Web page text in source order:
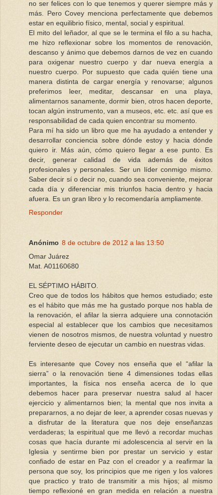
no ser felices con lo que tenemos y querer siempre más y
más. Pero Covey menciona perfectamente que debemos
estar en equilibrio físico, mental, social y espiritual.
El mito del leñador, al que se le termina el filo a su hacha,
me hizo reflexionar sobre los momentos de renovación,
descanso y ánimo que debemos darnos de vez en cuando
para oxigenar nuestro cuerpo y dar nueva energía a
nuestro cuerpo. Por supuesto que cada quién tiene una
manera distinta de cargar energía y renovarse; algunos
preferimos leer, meditar, descansar en una playa,
alimentarnos sanamente, dormir bien, otros hacen deporte,
tocan algún instrumento, van a museos, etc. etc. así que es
responsabilidad de cada quien encontrar su momento.
Para mí ha sido un libro que me ha ayudado a entender y
desarrollar conciencia sobre dónde estoy y hacia dónde
quiero ir. Más aún, cómo quiero llegar a ese punto. Es
decir, generar calidad de vida además de éxitos
profesionales y personales. Ser un líder conmigo mismo.
Saber decir sí o decir no, cuando sea conveniente, mejorar
cada día y diferenciar mis triunfos hacia dentro y hacia
afuera. Es un gran libro y lo recomendaría ampliamente.
Responder
Anónimo 8 de octubre de 2012 a las 13:50
Omar Juárez
Mat. A01160680
EL SÉPTIMO HÁBITO.
Creo que de todos los hábitos que hemos estudiado; este
es el hábito que más me ha gustado porque nos habla de
la renovación, el afilar la sierra adquiere una connotación
especial al establecer que los cambios que necesitamos
vienen de nosotros mismos, de nuestra voluntad y nuestro
ferviente deseo de ejecutar un cambio en nuestras vidas.
Es interesante que Covey nos enseña que el “afilar la
sierra” o la renovación tiene 4 dimensiones todas ellas
importantes, la física nos enseña acerca de lo que
debemos hacer para preservar nuestra salud al hacer
ejercicio y alimentarnos bien; la mental que nos invita a
prepararnos, a no dejar de leer, a aprender cosas nuevas y
a disfrutar de la literatura que nos deje enseñanzas
verdaderas; la espiritual que me llevó a recordar muchas
cosas que hacía durante mi adolescencia al servir en la
Iglesia y sentirme bien por prestar un servicio y estar
confiado de estar en Paz con el creador y a reafirmar la
persona que soy, los principios que me rigen y los valores
que practico y trato de transmitir a mis hijos; al mismo
tiempo reflexioné en gran medida en relación a nuestra